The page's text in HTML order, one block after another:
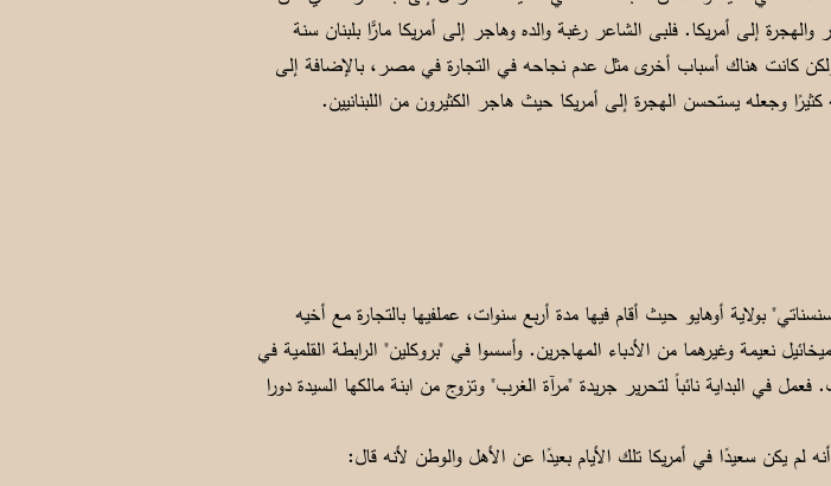
إلى أمريكا. فلبى الشاعر رغبة والده وهاجر إلى أمريكا مارًّا بلبنان سنة
كانت هناك أسباب أخرى مثل عدم نجاحه في التجارة في مصر، بالإضافة إلى
وجعله يستحسن الهجرة إلى أمريكا حيث هاجر الكثيرون من اللبنانيين.
بولاية أوهايو حيث أقام فيها مدة أربع سنوات، عملفيها بالتجارة مع أخيه
بجبران خليل جبران وميخائيل نعيمة وغيرهما من الأدباء المهاجرين. وأسسوا في "بروكلين" الرابطة القلمية في
في البداية نائباً لتحرير جريدة "مرآة الغرب" وتزوج من ابنة مالكها السيدة دورا
يكن سعيدًا في أمريكا تلك الأيام بعيدًا عن الأهل والوطن لأنه قال: